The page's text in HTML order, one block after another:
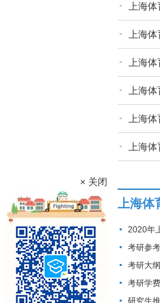
上海
上海
上海
上海
上海
上海
上海体
2020年
考研参
考研大
考研学
研究生
× 关闭